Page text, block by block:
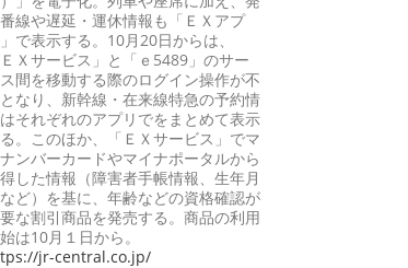
線や遅延・運休情報も「ＥＸアプ
で表示する。10月20日からは、
ＥＸサービス」と「ｅ5489」のサー
間を移動する際のログイン操作が不
なり、新幹線・在来線特急の予約情
それぞれのアプリでをまとめて表示
。このほか、「ＥＸサービス」でマ
ンバーカードやマイナポータルから
した情報（障害者手帳情報、生年月
ど）を基に、年齢などの資格確認が
な割引商品を発売する。商品の利用
は10月１日から。
jr-central.co.jp/